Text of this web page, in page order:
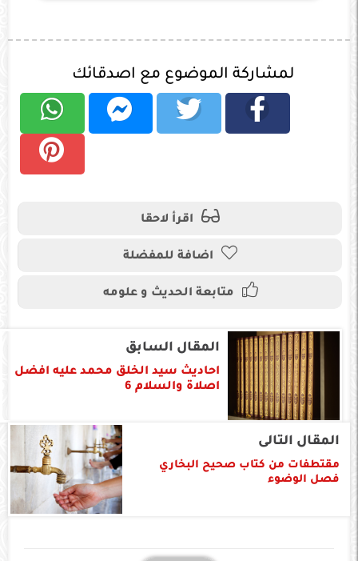
لمشاركة الموضوع مع اصدقائك
اقرأ لاحقا
اضافة للمفضلة
متابعة الحديث و علومه
المقال السابق
احاديث سيد الخلق محمد عليه افضل
اصلاة والسلام 6
المقال التالى
مقتطفات من كتاب صحيح البخاري
فصل الوضوء